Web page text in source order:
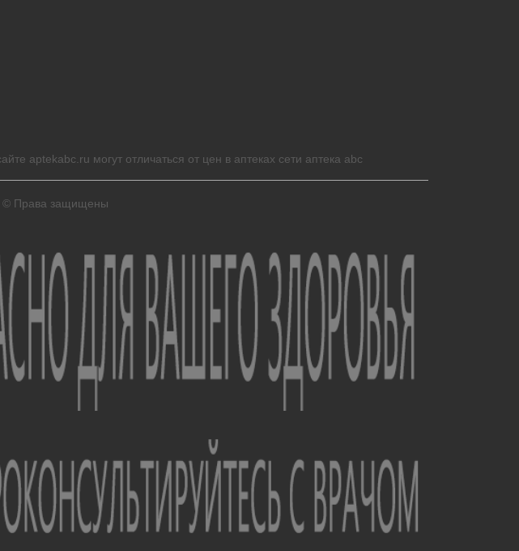
aptekabc.ru могут отличаться от цен в аптеках сети аптека abc
© Права защищены